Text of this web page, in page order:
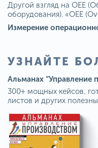
Другой взгляд на OEE
оборудования). «OEE
УЗНАЙТЕ
Альманах “Управление
300+ мощных кейсов,
листов и других